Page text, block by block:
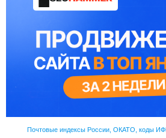
Почтовые индексы России, ОКАТО, коды